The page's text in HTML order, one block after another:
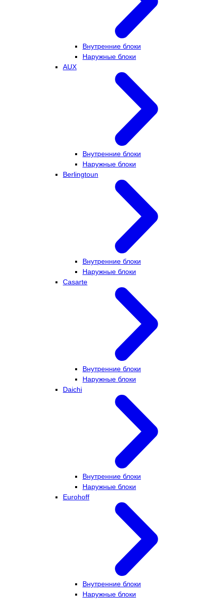
Внутренние блоки
Наружные блоки
AUX
Внутренние блоки
Наружные блоки
Berlingtoun
Внутренние блоки
Наружные блоки
Casarte
Внутренние блоки
Наружные блоки
Daichi
Внутренние блоки
Наружные блоки
Eurohoff
Внутренние блоки
Наружные блоки